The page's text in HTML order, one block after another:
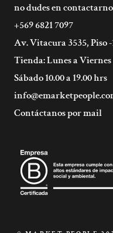
no dudes en
+569 6821 7097
Av. Vitacura 3535, Piso
Tienda: Lunes a Viernes
Sábado 10.00 a 19.00 hrs
Contáctanos por mail